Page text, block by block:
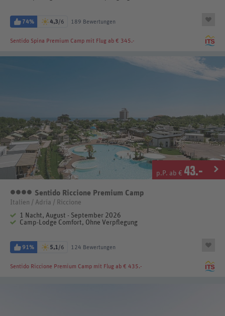
74% 4,3/6 189 Bewertungen
Sentido Spina Premium Camp mit Flug ab € 345.-
p.P. ab € 43.-
4 Sterne
Sentido Riccione Premium Camp
Italien / Adria / Riccione
1 Nacht, August - September 2026
Camp-Lodge Comfort, Ohne Verpflegung
91% 5,1/6 124 Bewertungen
Sentido Riccione Premium Camp mit Flug ab € 435.-